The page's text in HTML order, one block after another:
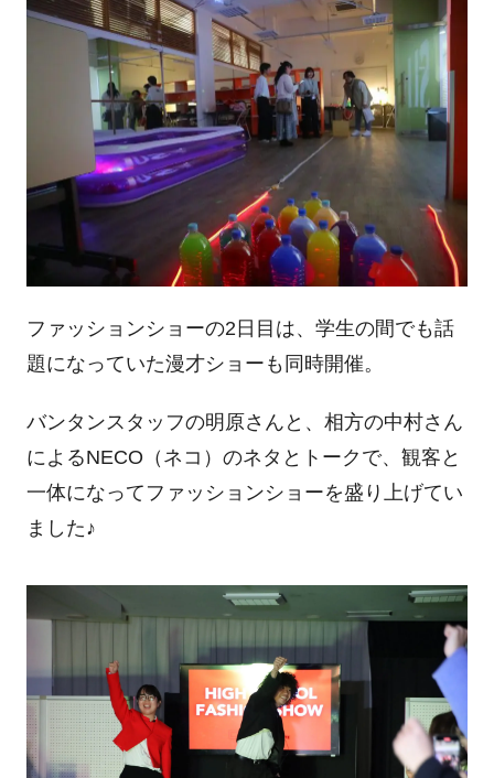
ファッションショーの2 日目は、学生の間でも話
題になっていた漫才ショーも同時開催。
バンタンスタッフの明原さんと、相方の中村さん
によるNECO （ネコ）のネタとトークで、観客と
一体になってファッションショーを盛り上げてい
ました♪